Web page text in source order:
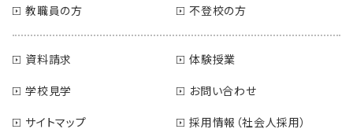
教職員の方 不登校の方
資料請求
体験授業
学校見学
お問い合わせ
サイトマップ
採用情報（社会人採用）